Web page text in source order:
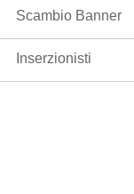
Scambio Banner
Inserzionisti